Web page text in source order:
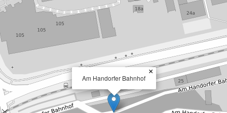
Am Handorfer Bahnhof
×